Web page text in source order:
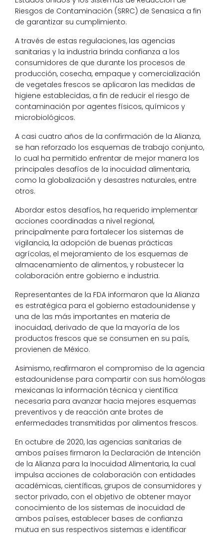
Riesgos de Contaminación (SRRC) de Senasica a fin
de garantizar su cumplimiento.
A través de estas regulaciones, las agencias
sanitarias y la industria brinda confianza a los
consumidores de que durante los procesos de
producción, cosecha, empaque y comercialización
de vegetales frescos se aplicaron las medidas de
higiene establecidas, a fin de reducir el riesgo de
contaminación por agentes físicos, químicos y
microbiológicos.
A casi cuatro años de la confirmación de la Alianza,
se han reforzado los esquemas de trabajo conjunto,
lo cual ha permitido enfrentar de mejor manera los
principales desafíos de la inocuidad alimentaria,
como la globalización y desastres naturales, entre
otros.
Abordar estos desafíos, ha requerido implementar
acciones coordinadas a nivel regional,
principalmente para fortalecer los sistemas de
vigilancia, la adopción de buenas prácticas
agrícolas, el mejoramiento de los esquemas de
almacenamiento de alimentos, y robustecer la
colaboración entre gobierno e industria.
Representantes de la FDA informaron que la Alianza
es estratégica para el gobierno estadounidense y
una de las más importantes en materia de
inocuidad, derivado de que la mayoría de los
productos frescos que se consumen en su país,
provienen de México.
Asimismo, reafirmaron el compromiso de la agencia
estadounidense para compartir con sus homólogas
mexicanas la información técnica y científica
necesaria para avanzar hacia mejores esquemas
preventivos y de reacción ante brotes de
enfermedades transmitidas por alimentos frescos.
En octubre de 2020, las agencias sanitarias de
ambos países firmaron la Declaración de Intención
de la Alianza para la Inocuidad Alimentaria, la cual
impulsa acciones de colaboración con entidades
académicas, científicas, grupos de consumidores y
sector privado, con el objetivo de obtener mayor
conocimiento de los sistemas de inocuidad de
ambos países, establecer bases de confianza
mutua en sus respectivos sistemas e identificar